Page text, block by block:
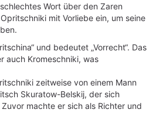
Wort über den Zaren
mit Vorliebe ein, um seine
und bedeutet „Vorrecht“. Das
auch Kromeschniki, was
zeitweise von einem Mann
Skuratow-Belskij, der sich
machte er sich als Richter und